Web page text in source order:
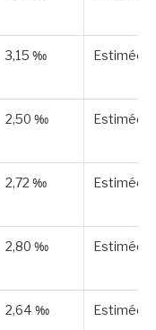
3,15 ‰ Estimée
2,50 ‰ Estimée
2,72 ‰ Estimée
2,80 ‰ Estimée
2,64 ‰ Estimée